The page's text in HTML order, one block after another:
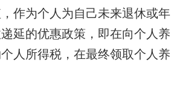
作为个人为自己未来退休或年
延的优惠政策，即在向个人养
人所得税，在最终领取个人养